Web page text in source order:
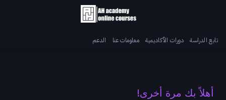
تابع الدراسة دورات الأكاديمية معلومات عنا الدعم
أهلاً بك مرة أخرى!